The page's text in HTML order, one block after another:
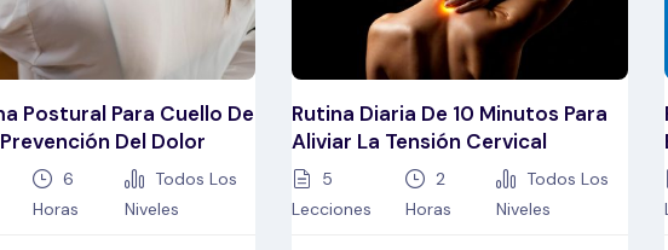
Postural Para Cuello De
Del Dolor
6
Horas
Todos Los
Niveles
Rutina Diaria De 10 Minutos Para
Aliviar La Tensión Cervical
5
Lecciones
2
Horas
Todos Los
Niveles